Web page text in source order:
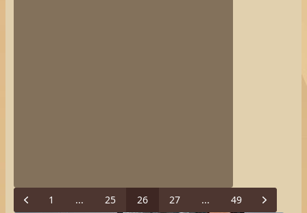
Previous
1 ... 25 26 27 ... 49 Next